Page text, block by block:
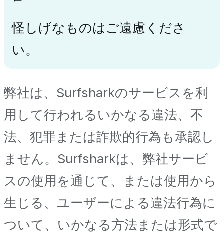
怪しげなものはご遠慮くださ
い。
弊社は、Surfsharkのサービスを利
用して行われるいかなる違法、不
法、犯罪または詐欺的行為も承認し
ません。Surfsharkは、弊社サービ
スの使用を通じて、または使用から
生じる、ユーザーによる違法行為に
ついて、いかなる方法または形式で